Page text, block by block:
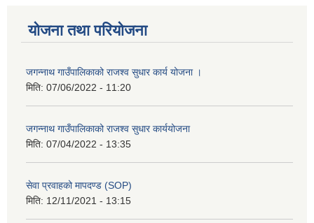
योजना तथा परियोजना
जगन्नाथ गाउँपालिकाको राजश्व सुधार कार्य योजना ।
मिति: 07/06/2022 - 11:20
जगन्नाथ गाउँपालिकाको राजश्व सुधार कार्ययोजना
मिति: 07/04/2022 - 13:35
सेवा प्रवाहको मापदण्ड (SOP)
मिति: 12/11/2021 - 13:15